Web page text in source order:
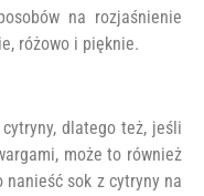
na rozjaśnienie
różowo i pięknie.
dlatego też, jeśli
może to również
nanieść sok z cytryny na